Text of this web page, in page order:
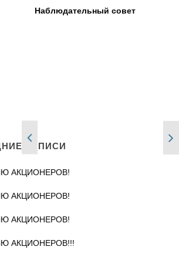
Наблюдательный совет
ЗАПИСИ
АКЦИОНЕРОВ!
АКЦИОНЕРОВ!
АКЦИОНЕРОВ!
АКЦИОНЕРОВ!!!